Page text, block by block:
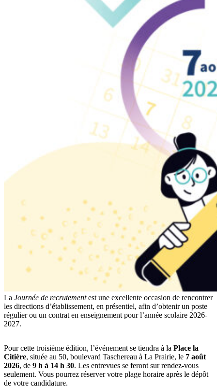
La Journée de recrutementest une excellente occasion de rencontrer
les directions d’établissement, en présentiel, afin d’obtenir un poste
régulier ou un contrat en enseignement pour l’année scolaire 2026-
2027.
Pour cette troisième édition, l’événement se tiendra à la Place la
Citière, située au 50, boulevard Taschereau à La Prairie, le 7 août
2026, de 9 h à 14 h 30. Les entrevues se feront sur rendez-vous
seulement. Vous pourrez réserver votre plage horaire après le dépôt
de votre candidature.